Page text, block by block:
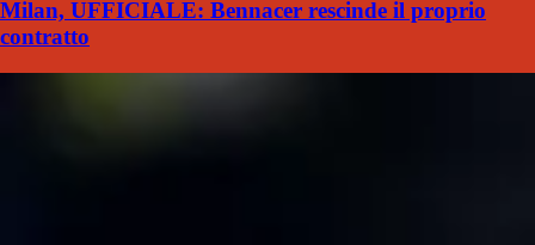
Milan, UFFICIALE: Bennacer rescinde il proprio
contratto